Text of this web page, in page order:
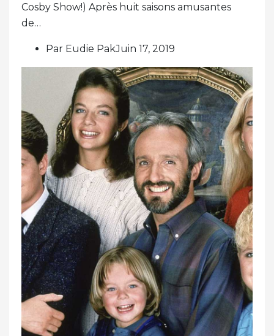
Cosby Show!) Après huit saisons amusantes
de…
Par Eudie PakJuin 17, 2019